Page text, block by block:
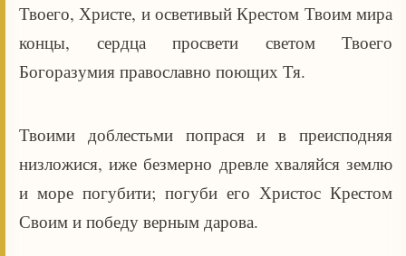
Твоего, Христе, и осветивый Крестом Твоим мира
концы, сердца просвети светом Твоего
Богоразумия православно поющих Тя.
Твоими доблестьми попрася и в преисподняя
низложися, иже безмерно древле хваляйся землю
и море погубити; погуби его Христос Крестом
Своим и победу верным дарова.